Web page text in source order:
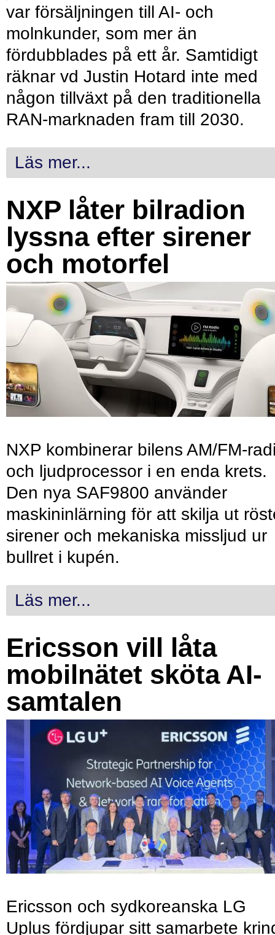
var försäljningen till AI- och
molnkunder, som mer än
fördubblades på ett år. Samtidigt
räknar vd Justin Hotard inte med
någon tillväxt på den traditionella
RAN-marknaden fram till 2030.
Läs mer...
NXP låter bilradion
lyssna efter sirener
och motorfel
NXP kombinerar bilens AM/FM-
och ljudprocessor i en enda krets.
Den nya SAF9800 använder
maskininlärning för att skilja ut
sirener och mekaniska missljud ur
bullret i kupén.
Läs mer...
Ericsson vill låta
mobilnätet sköta AI-
samtalen
Ericsson och sydkoreanska LG
Uplus fördjupar sitt samarbete